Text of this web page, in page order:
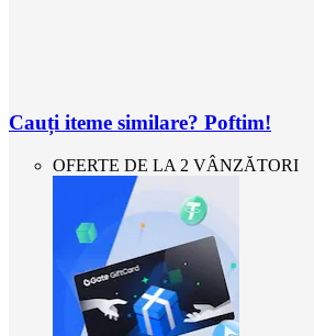
Cauți iteme similare? Poftim!
OFERTE DE LA 2 VÂNZĂTORI